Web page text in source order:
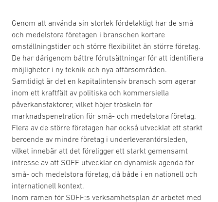
Genom att använda sin storlek fördelaktigt har de små
och medelstora företagen i branschen kortare
omställningstider och större flexibilitet än större företag.
De har därigenom bättre förutsättningar för att identifiera
möjligheter i ny teknik och nya affärsområden.
Samtidigt är det en kapitalintensiv bransch som agerar
inom ett kraftfält av politiska och kommersiella
påverkansfaktorer, vilket höjer tröskeln för
marknadspenetration för små- och medelstora företag.
Flera av de större företagen har också utvecklat ett starkt
beroende av mindre företag i underleverantörsleden,
vilket innebär att det föreligger ett starkt gemensamt
intresse av att SOFF utvecklar en dynamisk agenda för
små- och medelstora företag, då både i en nationell och
internationell kontext.
Inom ramen för SOFF:s verksamhetsplan är arbetet med